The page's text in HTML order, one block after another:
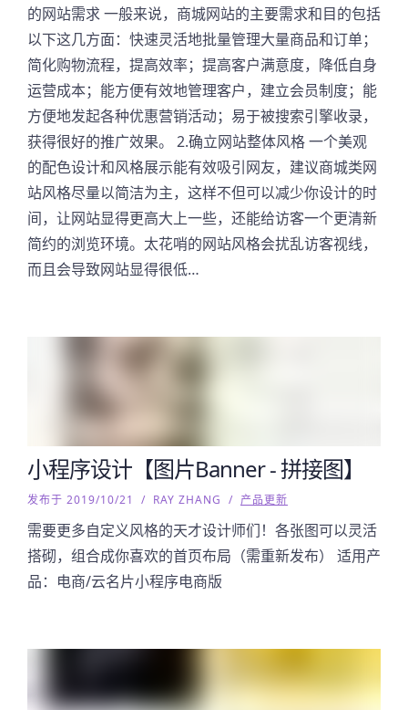
的网站需求 一般来说，商城网站的主要需求和目的包括
以下这几方面：快速灵活地批量管理大量商品和订单；
简化购物流程，提高效率；提高客户满意度，降低自身
运营成本；能方便有效地管理客户，建立会员制度；能
方便地发起各种优惠营销活动；易于被搜索引擎收录，
获得很好的推广效果。 2.确立网站整体风格 一个美观
的配色设计和风格展示能有效吸引网友，建议商城类网
站风格尽量以简洁为主，这样不但可以减少你设计的时
间，让网站显得更高大上一些，还能给访客一个更清新
简约的浏览环境。太花哨的网站风格会扰乱访客视线，
而且会导致网站显得很低…
小程序设计【图片Banner - 拼接图】
发布于 2019/10/21 / RAY ZHANG / 产品更新
需要更多自定义风格的天才设计师们！各张图可以灵活
搭砌，组合成你喜欢的首页布局（需重新发布） 适用产
品：电商/云名片小程序电商版